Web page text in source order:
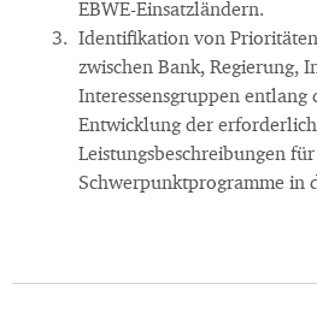
EBWE-Einsatzländern.
Identifikation von
zwischen Bank, Regierung,
Interessensgruppen entlang
Entwicklung der
Leistungsbeschreibungen für
Schwerpunktprogramme in